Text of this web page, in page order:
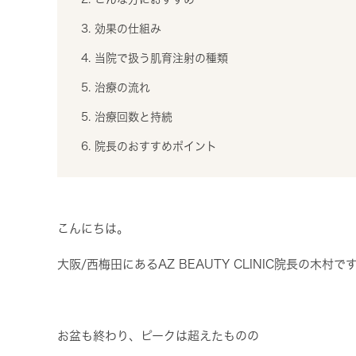
3. 効果の仕組み
4. 当院で扱う肌育注射の種類
5. 治療の流れ
5. 治療回数と持続
6. 院長のおすすめポイント
こんにちは。
大阪/西梅田にあるAZ BEAUTY CLINIC院長の木村で
お盆も終わり、ピークは超えたものの